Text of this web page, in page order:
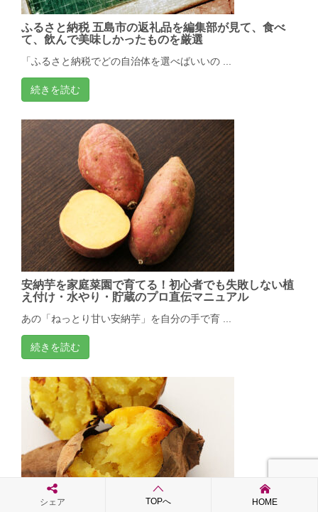
ふるさと納税 五島市の返礼品を編集部が見て、食べ
て、飲んで美味しかったものを厳選
「ふるさと納税でどの自治体を選べばいいの ...
続きを読む
安納芋を家庭菜園で育てる！初心者でも失敗しない植
え付け・水やり・貯蔵のプロ直伝マニュアル
あの「ねっとり甘い安納芋」を自分の手で育 ...
続きを読む
シェア TOPへ HOME